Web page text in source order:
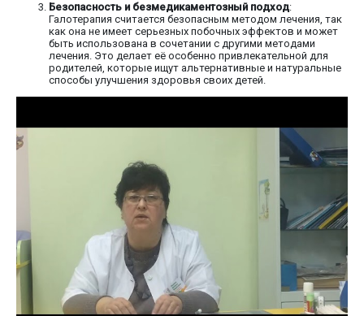
Безопасность и безмедикаментозный подход:
Галотерапия считается безопасным методом лечения, так
как она не имеет серьезных побочных эффектов и может
быть использована в сочетании с другими методами
лечения. Это делает её особенно привлекательной для
родителей, которые ищут альтернативные и натуральные
способы улучшения здоровья своих детей.